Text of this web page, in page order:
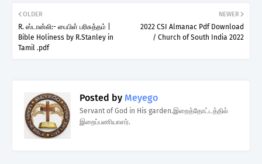
NEWER
2022 CSI Almanac Pdf Download
/ Church of South India 2022
OLDER
R. ஸ்டான்லி:- பைபிள் பரிசுத்தம் |
Bible Holiness by R.Stanley in
Tamil .pdf
Posted by Meyego
Servant of God in His garden.இறைத்தோட்டத்தில்
இறைப்பணியாளர்.